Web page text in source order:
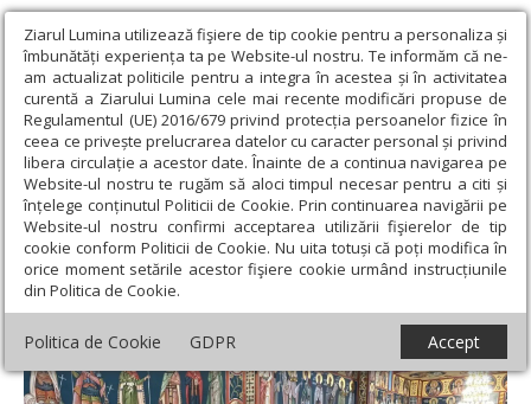
Ziarul Lumina utilizează fişiere de tip cookie pentru a personaliza și
îmbunătăți experiența ta pe Website-ul nostru. Te informăm că ne-
am actualizat politicile pentru a integra în acestea și în activitatea
curentă a Ziarului Lumina cele mai recente modificări propuse de
Regulamentul (UE) 2016/679 privind protecția persoanelor fizice în
ceea ce privește prelucrarea datelor cu caracter personal și privind
libera circulație a acestor date. Înainte de a continua navigarea pe
Website-ul nostru te rugăm să aloci timpul necesar pentru a citi și
înțelege conținutul Politicii de Cookie. Prin continuarea navigării pe
Website-ul nostru confirmi acceptarea utilizării fişierelor de tip
cookie conform Politicii de Cookie. Nu uita totuși că poți modifica în
orice moment setările acestor fişiere cookie urmând instrucțiunile
din Politica de Cookie.
Politica de Cookie GDPR Accept
Ziarul Lumina › Actualitate religioasă › Știri › Catedrala din
Vaslui și-a sărbătorit al doilea hram
Catedrala din Vaslui și-a sărbătorit al doilea
hram